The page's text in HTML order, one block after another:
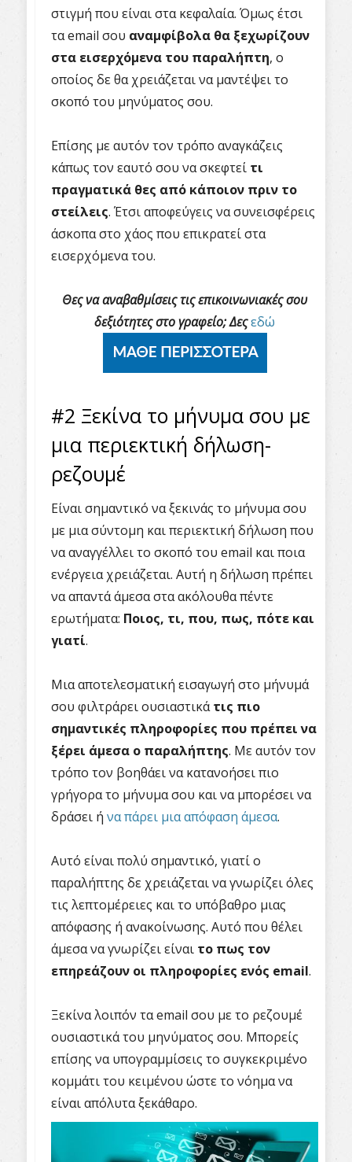
στιγμή που είναι στα κεφαλαία. Όμως έτσι
ταemail σου αναμφίβολα θα ξεχωρίζουν
στα εισερχόμενα του παραλήπτη, ο
οποίος δε θα χρειάζεται να μαντέψει το
σκοπό του μηνύματος σου.
Επίσης με αυτόν τον τρόπο αναγκάζεις
κάπως τον εαυτό σου να σκεφτεί τι
πραγματικά θες από κάποιον πριν το
στείλεις. Έτσι αποφεύγεις να συνεισφέρεις
άσκοπα στο χάος που επικρατεί στα
εισερχόμενα του.
Θες να αναβαθμίσεις τις επικοινωνιακές σου
δεξιότητες στο γραφείο; Δεςεδώ
#2 Ξεκίνα το μήνυμα σου με
μια περιεκτική δήλωση-
ρεζουμέ
Είναι σημαντικό να ξεκινάς το μήνυμα σου
με μια σύντομη και περιεκτική δήλωση που
να αναγγέλλει το σκοπό του email και ποια
ενέργεια χρειάζεται. Αυτή η δήλωση πρέπει
να απαντά άμεσα στα ακόλουθα πέντε
ερωτήματα: Ποιος, τι, που, πως, πότε και
γιατί.
Μια αποτελεσματική εισαγωγή στο μήνυμά
σου φιλτράρει ουσιαστικάτις πιο
σημαντικές πληροφορίες που πρέπει να
ξέρει άμεσα ο παραλήπτης. Με αυτόν τον
τρόπο τον βοηθάει να κατανοήσει πιο
γρήγορα το μήνυμα σου και να μπορέσει να
δράσει ή να πάρει μια απόφαση άμεσα.
Αυτό είναι πολύ σημαντικό, γιατί ο
παραλήπτης δε χρειάζεται να γνωρίζει όλες
τις λεπτομέρειες και το υπόβαθρο μιας
απόφασης ή ανακοίνωσης. Αυτό που θέλει
άμεσα να γνωρίζει είναι το πως τον
επηρεάζουν οι πληροφορίες ενός email.
Ξεκίνα λοιπόν ταemail σου με το ρεζουμέ
ουσιαστικά του μηνύματος σου. Μπορείς
επίσης να υπογραμμίσεις το συγκεκριμένο
κομμάτι του κειμένου ώστε το νόημα να
είναι απόλυτα ξεκάθαρο.